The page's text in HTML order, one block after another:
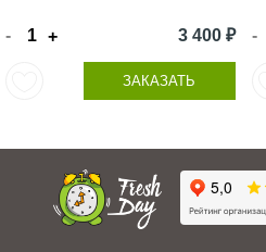
- + 3 400 ₽
ЗАКАЗАТЬ
-